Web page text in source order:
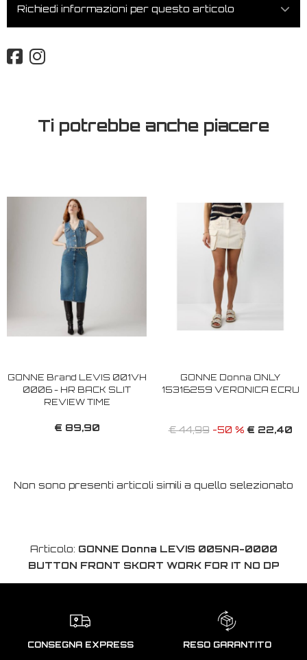
Richiedi informazioni per questo articolo
Ti potrebbe anche piacere
GONNE Brand LEVIS 001VH
0006 - HR BACK SLIT
REVIEW TIME
€ 89,90
GONNE Donna ONLY
15316259 VERONICA ECRU
€ 44,99-50 % € 22,40
Non sono presenti articoli simili a quello selezionato
Articolo: GONNE Donna LEVIS 005NA-0000
BUTTON FRONT SKORT WORK FOR IT NO DP
CONSEGNA EXPRESS RESO GARANTITO